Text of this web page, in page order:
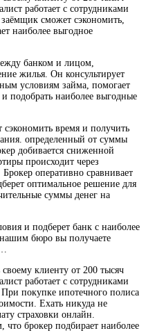
работает с сотрудниками
сможет сэкономить,
наиболее выгодное
банком и лицом,
жилья. Он консультирует
условиям займа, помогает
подобрать наиболее выгодные
сэкономить время и получить
определенный от суммы
добивается сниженной
происходит через
оперативно сравнивает
оптимальное решение для
суммы денег на
и подберет банк с наиболее
бюро вы получаете
клиенту от 200 тысяч
работает с сотрудниками
покупке ипотечного полиса
Ехать никуда не
страховки онлайн.
что брокер подбирает наиболее